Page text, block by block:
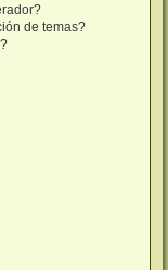
de temas?